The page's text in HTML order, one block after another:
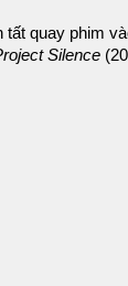
tất quay phim
Silence